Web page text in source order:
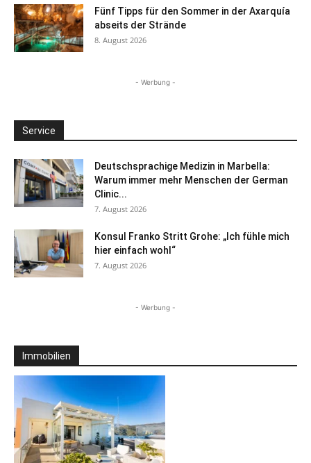
Fünf Tipps für den Sommer in der Axarquía
abseits der Strände
8. August 2026
- Werbung -
Service
Deutschsprachige Medizin in Marbella:
Warum immer mehr Menschen der German
Clinic...
7. August 2026
Konsul Franko Stritt Grohe: „Ich fühle mich
hier einfach wohl“
7. August 2026
- Werbung -
Immobilien